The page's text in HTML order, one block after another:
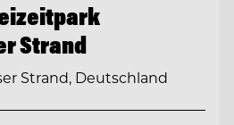
Strand
Strand, Deutschland